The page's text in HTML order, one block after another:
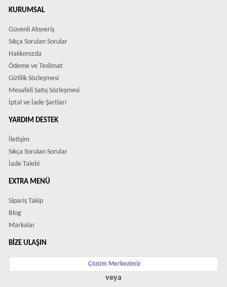
KURUMSAL
Güvenli Alışveriş
Sıkça Sorulan Sorular
Hakkımızda
Ödeme ve Teslimat
Gizlilik Sözleşmesi
Mesafeli Satış Sözleşmesi
İptal ve İade Şartları
YARDIM DESTEK
İletişim
Sıkça Sorulan Sorular
İade Talebi
EXTRA MENÜ
Sipariş Takip
Blog
Markalar
BIZE ULAŞIN
Çözüm Merkezimiz
veya